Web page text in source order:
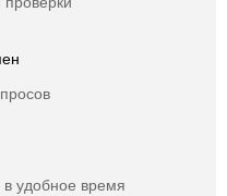
удобное время